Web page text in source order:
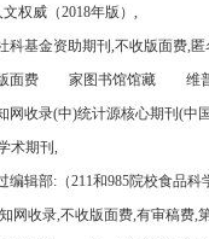
文权威（2018年版）,
科基金资助期刊,不收版面费,匿
面费
家图书馆馆藏 维
网收录(中)统计源核心期刊(中
术期刊,
辑部:（211和985院校食品
知网收录,不收版面费,有审稿费,